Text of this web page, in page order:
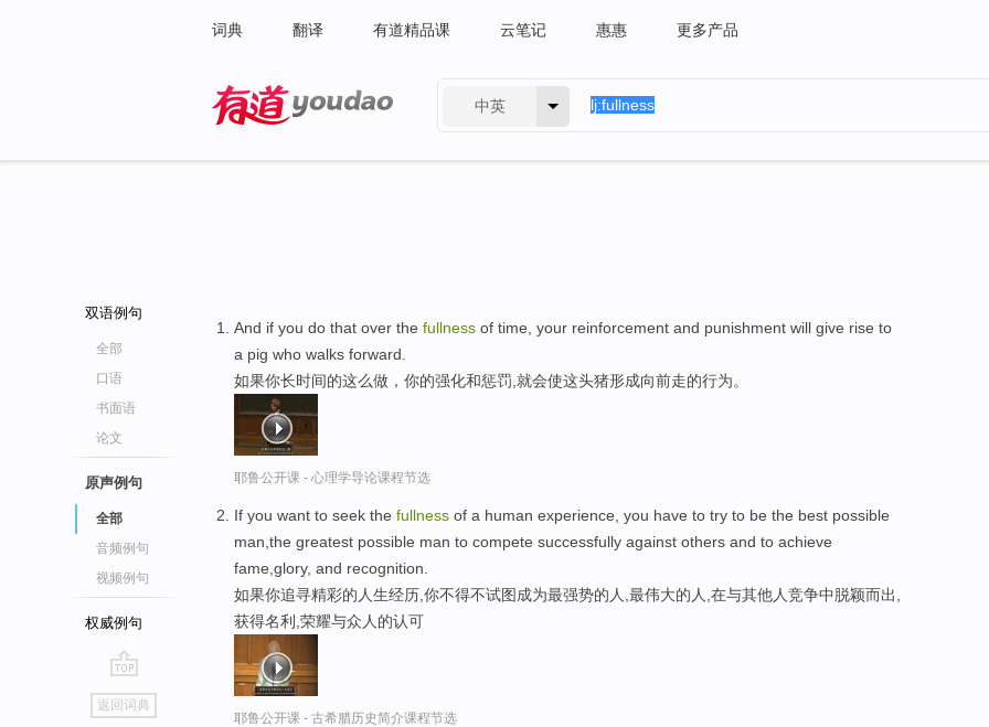
词典 翻译 有道精品课 云笔记 惠惠 更多产品
中英
双语例句
全部
口语
书面语
论文
原声例句
全部
音频例句
视频例句
权威例句
go
top
返回词典
And if you do that over the fullness of time, your reinforcement and punishment will give rise to
a pig who walks forward.
如果你长时间的这么做，你的强化和惩罚,就会使这头猪形成向前走的行为。
耶鲁公开课 - 心理学导论课程节选
If you want to seek the fullness of a human experience, you have to try to be the best possible
man,the greatest possible man to compete successfully against others and to achieve
fame,glory, and recognition.
如果你追寻精彩的人生经历,你不得不试图成为最强势的人,最伟大的人,在与其他人竞争中脱颖而出,
获得名利,荣耀与众人的认可
耶鲁公开课 - 古希腊历史简介课程节选